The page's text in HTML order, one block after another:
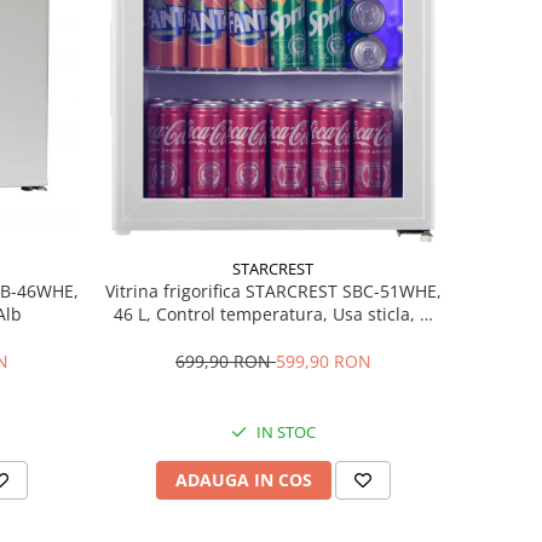
46WHE,
STARCREST
Vitrina frigorifica STARCREST SBC-51WHE,
46 L, Control temperatura, Usa sticla, H
699,90 RON599,90 RON
IN STOC
ADAUGA IN COS